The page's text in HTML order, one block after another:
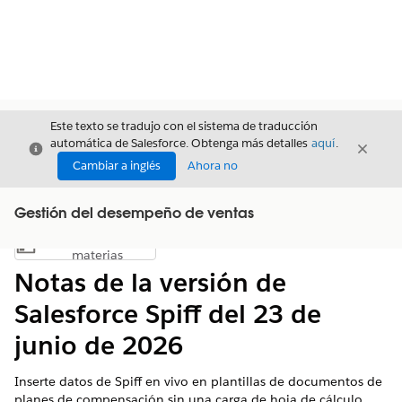
Cerrar
Este texto se tradujo con el sistema de traducción
automática de Salesforce. Obtenga más detalles aquí.
Cambiar a inglés
Ahora no
Cerrar
Gestión del desempeño de ventas
Mostrar índice de materias
materias
Notas de la versión de
Salesforce Spiff del 23 de
junio de 2026
Inserte datos de Spiff en vivo en plantillas de documentos de